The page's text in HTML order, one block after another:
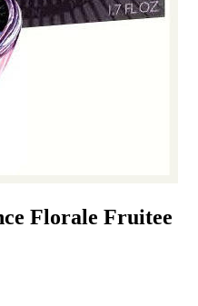
Florale Fruitee